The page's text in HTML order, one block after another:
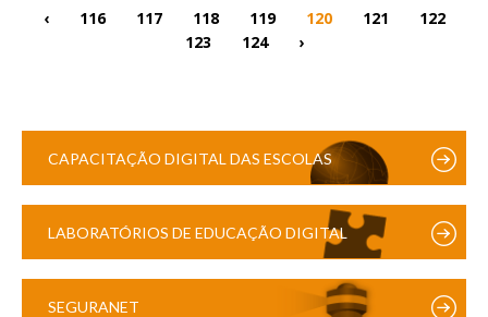
‹ 116 117 118 119 120 121
122
123
124 ›
CAPACITAÇÃO DIGITAL DAS ESCOLAS
LABORATÓRIOS DE EDUCAÇÃO DIGITAL
SEGURANET